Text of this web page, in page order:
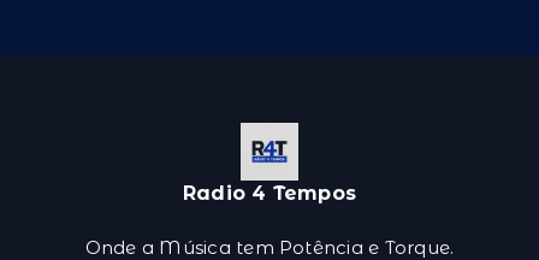
Radio 4 Tempos
Onde a Música tem Potência e Torque.